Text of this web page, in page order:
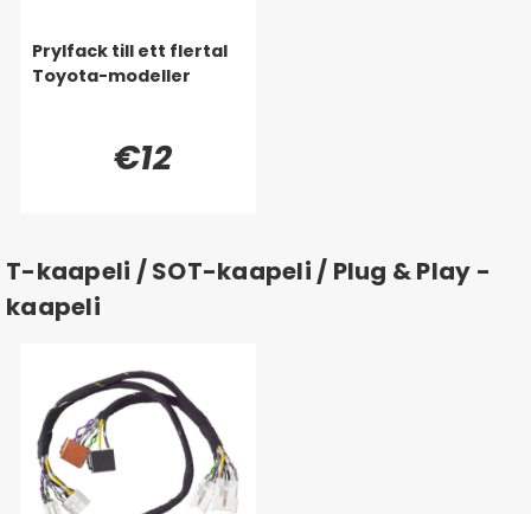
Prylfack till ett flertal
Toyota-modeller
€12
T-kaapeli / SOT-kaapeli / Plug & Play -
kaapeli